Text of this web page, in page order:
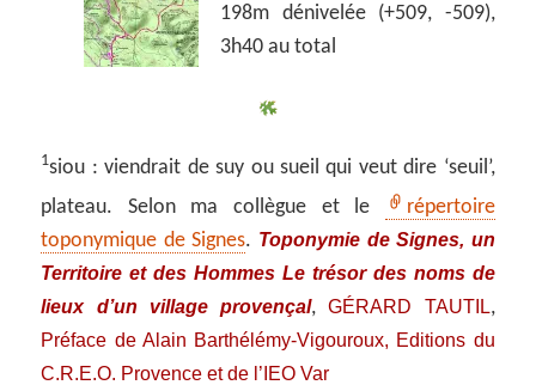
198m dénivelée (+509, -509),
3h40 au total
1siou : viendrait de suy ou sueil qui veut dire ‘seuil’,
plateau. Selon ma collègue et le
répertoire
toponymique de Signes. Toponymie de Signes, un
Territoire et des Hommes Le trésor des noms de
lieux d’un village provençal,GÉRARD TAUTIL ,
Préface de Alain Barthélémy-Vigouroux, Editions du
C.R.E.O. Provence et de l’IEO Var